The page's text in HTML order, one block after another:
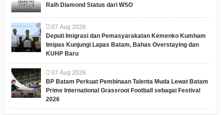
Raih Diamond Status dari WSO
07 Aug 2026
Deputi Imigrasi dan Pemasyarakatan Kemenko Kumham
Imipas Kunjungi Lapas Batam, Bahas Overstaying dan
KUHP Baru
07 Aug 2026
BP Batam Perkuat Pembinaan Talenta Muda Lewat Batam
Prime International Grassroot Football sebagai Festival
2026